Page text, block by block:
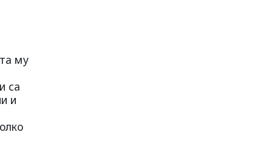
му
са
и